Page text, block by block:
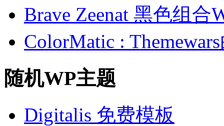
Brave Zeenat 黑色组合
ColorMatic :
随机WP主题
Digitalis 免费模板